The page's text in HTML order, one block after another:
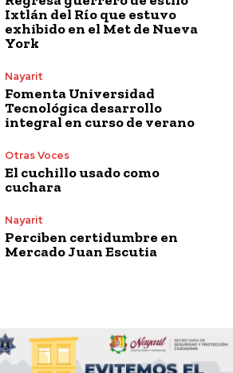
Ixtlán del Río que estuvo
exhibido en el Met de Nueva
York
Nayarit
Fomenta Universidad
Tecnológica desarrollo
integral en curso de verano
Otras Voces
El cuchillo usado como
cuchara
Nayarit
Perciben certidumbre en
Mercado Juan Escutia